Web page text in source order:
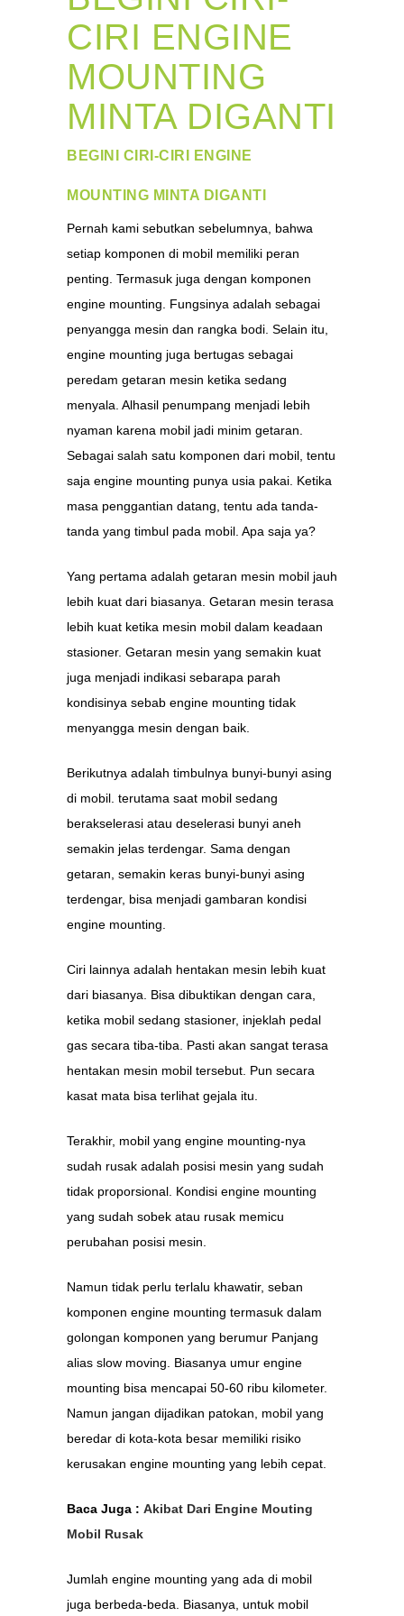
CIRI ENGINE
MOUNTING
MINTA DIGANTI
BEGINI CIRI-CIRI ENGINE
MOUNTING MINTA DIGANTI
Pernah kami sebutkan sebelumnya, bahwa
setiap komponen di mobil memiliki peran
penting. Termasuk juga dengan komponen
engine mounting. Fungsinya adalah sebagai
penyangga mesin dan rangka bodi. Selain itu,
engine mounting juga bertugas sebagai
peredam getaran mesin ketika sedang
menyala. Alhasil penumpang menjadi lebih
nyaman karena mobil jadi minim getaran.
Sebagai salah satu komponen dari mobil, tentu
saja engine mounting punya usia pakai. Ketika
masa penggantian datang, tentu ada tanda-
tanda yang timbul pada mobil. Apa saja ya?
Yang pertama adalah getaran mesin mobil jauh
lebih kuat dari biasanya. Getaran mesin terasa
lebih kuat ketika mesin mobil dalam keadaan
stasioner. Getaran mesin yang semakin kuat
juga menjadi indikasi sebarapa parah
kondisinya sebab engine mounting tidak
menyangga mesin dengan baik.
Berikutnya adalah timbulnya bunyi-bunyi asing
di mobil. terutama saat mobil sedang
berakselerasi atau deselerasi bunyi aneh
semakin jelas terdengar. Sama dengan
getaran, semakin keras bunyi-bunyi asing
terdengar, bisa menjadi gambaran kondisi
engine mounting.
Ciri lainnya adalah hentakan mesin lebih kuat
dari biasanya. Bisa dibuktikan dengan cara,
ketika mobil sedang stasioner, injeklah pedal
gas secara tiba-tiba. Pasti akan sangat terasa
hentakan mesin mobil tersebut. Pun secara
kasat mata bisa terlihat gejala itu.
Terakhir, mobil yang engine mounting-nya
sudah rusak adalah posisi mesin yang sudah
tidak proporsional. Kondisi engine mounting
yang sudah sobek atau rusak memicu
perubahan posisi mesin.
Namun tidak perlu terlalu khawatir, seban
komponen engine mounting termasuk dalam
golongan komponen yang berumur Panjang
alias slow moving. Biasanya umur engine
mounting bisa mencapai 50-60 ribu kilometer.
Namun jangan dijadikan patokan, mobil yang
beredar di kota-kota besar memiliki risiko
kerusakan engine mounting yang lebih cepat.
Baca Juga : Akibat Dari Engine Mouting
Mobil Rusak
Jumlah engine mounting yang ada di mobil
juga berbeda-beda. Biasanya, untuk mobil